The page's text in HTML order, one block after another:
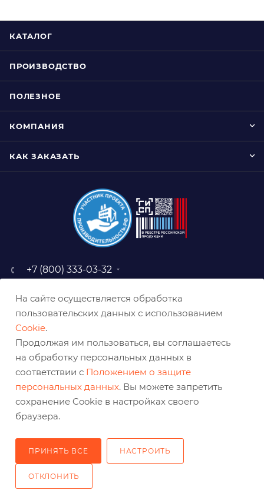
КАТАЛОГ
ПРОИЗВОДСТВО
ПОЛЕЗНОЕ
КОМПАНИЯ
КАК ЗАКАЗАТЬ
+7 (800) 333-03-32
baz@belabraziv.ru
308009, Россия, г. Белгород,
На сайте осуществляется обработка
пользовательских данных с использованием
Cookie.
Продолжая им пользоваться, вы соглашаетесь
на обработку персональных данных в
соответствии с Положением о защите
персональных данных. Вы можете запретить
сохранение Cookie в настройках своего
браузера.
ПРИНЯТЬ ВСЕ НАСТРОИТЬ
ОТКЛОНИТЬ